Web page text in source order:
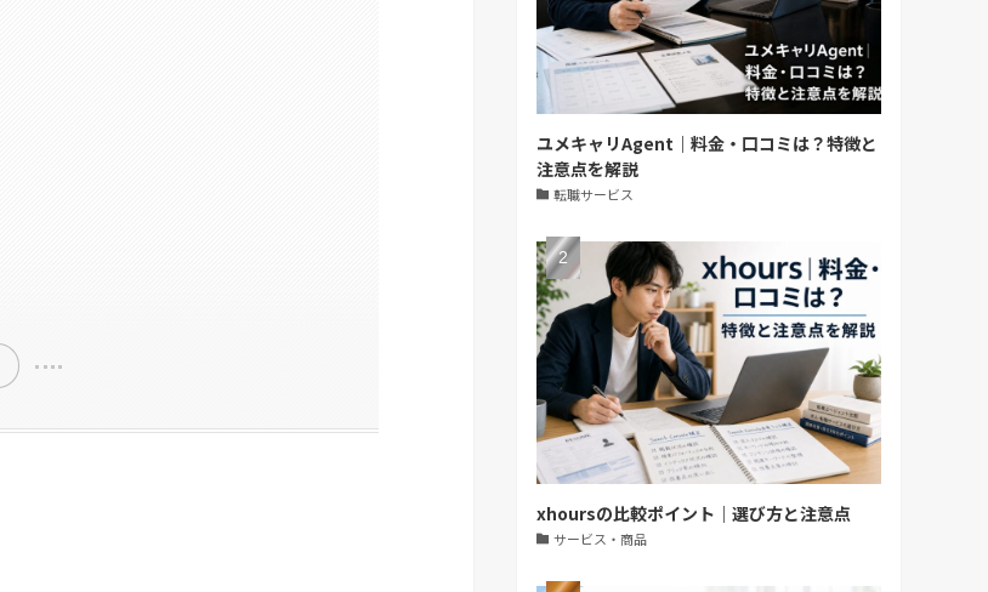
ユメキャリAgent｜料金・口コミは？特徴と
注意点を解説
転職サービス
xhoursの比較ポイント｜選び方と注意点
サービス・商品